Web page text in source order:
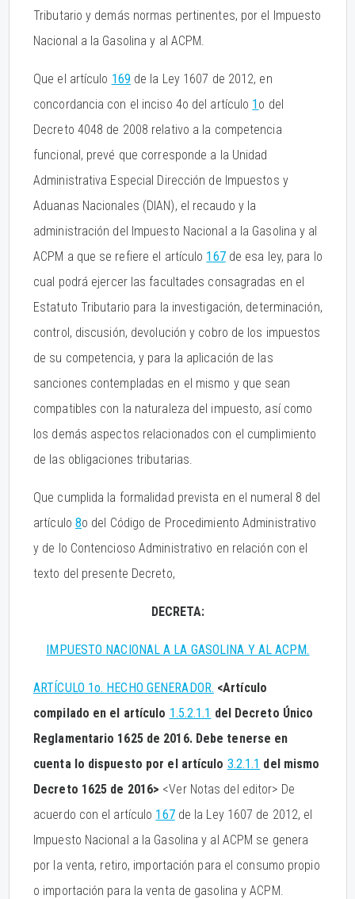
Tributario y demás normas pertinentes, por el Impuesto
Nacional a la Gasolina y al ACPM.
Que el artículo 169 de la Ley 1607 de 2012, en
concordancia con el inciso 4o del artículo 1o del
Decreto 4048 de 2008 relativo a la competencia
funcional, prevé que corresponde a la Unidad
Administrativa Especial Dirección de Impuestos y
Aduanas Nacionales (DIAN), el recaudo y la
administración del Impuesto Nacional a la Gasolina y al
ACPM a que se refiere el artículo 167de esa ley, para lo
cual podrá ejercer las facultades consagradas en el
Estatuto Tributario para la investigación, determinación,
control, discusión, devolución y cobro de los impuestos
de su competencia, y para la aplicación de las
sanciones contempladas en el mismo y que sean
compatibles con la naturaleza del impuesto, así como
los demás aspectos relacionados con el cumplimiento
de las obligaciones tributarias.
Que cumplida la formalidad prevista en el numeral 8 del
artículo 8o del Código de Procedimiento Administrativo
y de lo Contencioso Administrativo en relación con el
texto del presente Decreto,
DECRETA:
IMPUESTO NACIONAL A LA GASOLINA Y AL ACPM.
ARTÍCULO 1o. HECHO GENERADOR. <Artículo
compilado en el artículo 1.5.2.1.1 del Decreto Único
Reglamentario 1625 de 2016. Debe tenerse en
cuenta lo dispuesto por el artículo 3.2.1.1 del mismo
Decreto 1625 de 2016> <Ver Notas del editor> De
acuerdo con el artículo 167de la Ley 1607 de 2012, el
Impuesto Nacional a la Gasolina y al ACPM se genera
por la venta, retiro, importación para el consumo propio
o importación para la venta de gasolina y ACPM.